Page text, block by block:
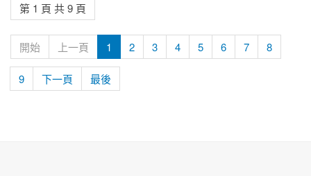
第 1 頁 共 9 頁
開始 上一頁 1 2 3 4 5 6 7 8
9 下一頁 最後